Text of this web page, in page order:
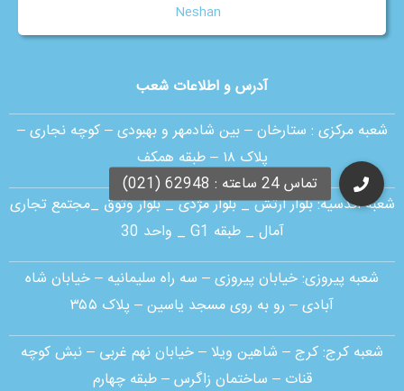
آدرس و اطلاعات شعب
شعبه مرکزی : ستارخان – بین شادمهر و بهبودی – کوچه نجاری –
پلاک ۱۸ – طبقه همکف
شعبه اقدسیه:بلوار ارتش _ بلوار مژدی _ بلوار وثوق _مجتمع تجاری
آمال _ طبقه G1 _ واحد 30
شعبه پیروزی: خیابان پیروزی – سه راه سلیمانیه – خیابان شاه
آبادی – رو به روی مسجد یاسین – پلاک ۳۵۵
شعبه کرج:کرج – شاهین ویلا – خیابان نهم غربی – نبش کوچه
قنات – ساختمان زاگرس – طبقه چهارم
Neshan